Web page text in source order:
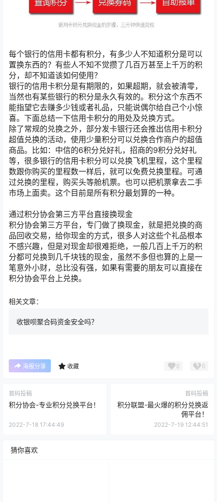
每个银行的信用卡都有积分，有多少人不知道积分是可以
置换东西的？有些人不知不觉攒了几百万甚至上千万的积
分，却不知道该如何使用？
银行的信用卡积分是有期限的，如果超期，就会被清零，
当然也有某些银行的积分是永久有效的。积分这个东西不
能指望它去赚多少钱或者礼品，只能说偶尔给自己个小惊
喜。下面总结一下信用卡积分的用处及兑换方式。
除了常规的兑换之外，部分发卡银行还会推出信用卡积分
超值兑换的活动，使用少量积分可以兑换合作商户的超值
商品。比如：中信的6积分兑好礼，招商的9积分兑好礼
等，很多银行的信用卡积分可以兑换飞机里程，这个里程
数跟你购买的里程数一样后，就可以免费兑换里程。可通
过兑换的里程，购买头等舱机票。也可以把机票拿去二手
市场上面卖。这个目前是所有积分最划算的一种。
通过积分协会第三方平台直接换现金
积分协会第三方平台，专门做了换现金，就是把兑换的商
品回收交易，给你现金的方式，很多人对这些个礼品根本
不感兴趣，但是对现金却很难拒绝，一般几百上千万的积
分都可兑换到几千块钱的现金，虽然不多但也算的上是一
笔意外小财，总比没有强，如果有需要的朋友可以直接在
积分协会平台上兑换。
相关文章：
收银呗聚合码资金安全吗？
海报分享 收藏 0 0
首码投稿
积分协会-专业积分兑换平台！
2022-7-18 17:44:49
首码投稿
积分联盟-最火爆的积分兑换返
佣平台！
2022-7-19 12:44:51
猜你喜欢